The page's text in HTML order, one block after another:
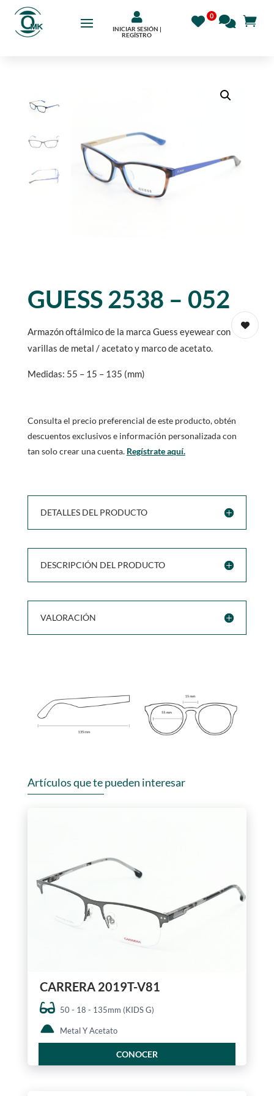

INICIAR SESIÓN |
REGÍSTRO
GUESS 2538 – 052
Armazón oftálmico de la marca Guess eyewear con
varillas de metal / acetato y marco de acetato.
Medidas: 55 – 15 – 135 (mm)
Consulta el precio preferencial de este producto, obtén
descuentos exclusivos e información personalizada con
tan solo crear una cuenta. Regístrate aquí.
DETALLES DEL PRODUCTO
DESCRIPCIÓN DEL PRODUCTO
VALORACIÓN
Artículos que te pueden interesar
CARRERA 2019T-V81
50 - 18 - 135mm (KIDS G)
Metal Y Acetato
CONOCER